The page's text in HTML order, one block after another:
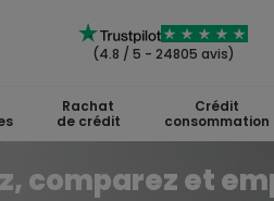
(4.8 / 5 - 24805 avis)
Rachat
de crédit
Crédit
consommation
comparez et